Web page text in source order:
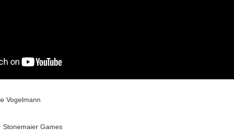
Vogelmann
Stonemaier Games